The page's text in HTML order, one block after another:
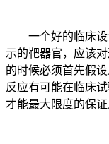
一个好的临床设
示的靶器官，应该
的时候必须首先假
反应有可能在临床
才能最大限度的保证